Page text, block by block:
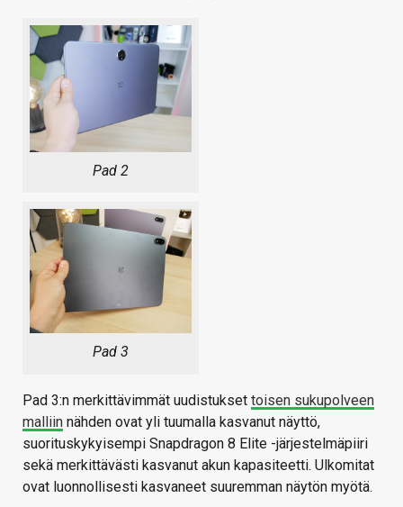
Pad 2
Pad 3
Pad 3:n merkittävimmät uudistukset toisen sukupolveen
malliin nähden ovat yli tuumalla kasvanut näyttö,
suorituskykyisempi Snapdragon 8 Elite -järjestelmäpiiri
sekä merkittävästi kasvanut akun kapasiteetti. Ulkomitat
ovat luonnollisesti kasvaneet suuremman näytön myötä.